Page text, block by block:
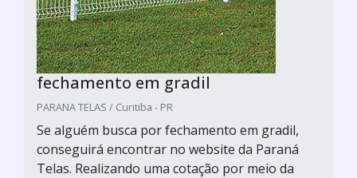
fechamento em gradil
PARANA TELAS / Curitiba - PR
Se alguém busca por fechamento em gradil,
conseguirá encontrar no website da Paraná
Telas. Realizando uma cotação por meio da